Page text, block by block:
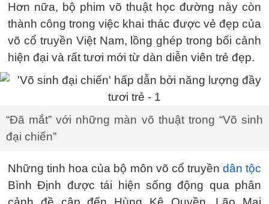
Hơn nữa, bộ phim võ thuật học đường này còn
thành công trong việc khai thác được vẻ đẹp của
võ cổ truyền Việt Nam, lồng ghép trong bối cảnh
hiện đại và rất tươi mới từ dàn diễn viên trẻ đẹp.
“Đã mắt” với những màn võ thuật trong “Võ sinh
đại chiến”
Những tinh hoa của bộ môn võ cổ truyền dân tộc
Bình Định được tái hiện sống động qua phân